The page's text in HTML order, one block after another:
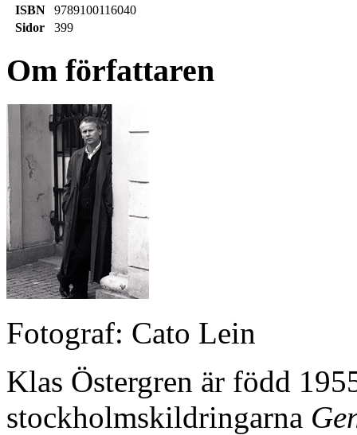
ISBN
9789100116040
Sidor
399
Om författaren
Fotograf: Cato Lein
Klas Östergren är född
stockholmskildringarna